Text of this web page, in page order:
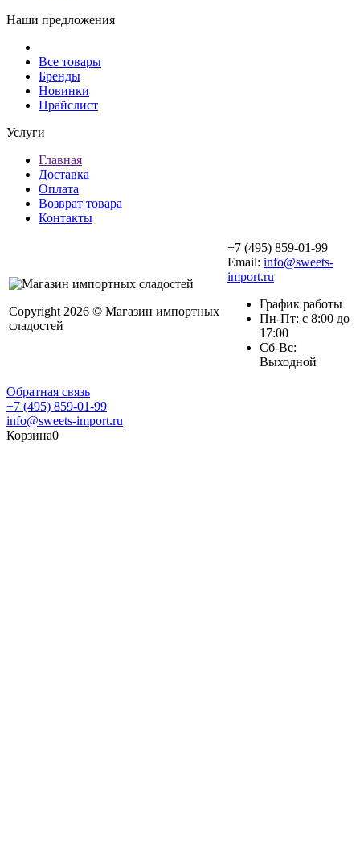
Наши предложения
Все товары
Бренды
Новинки
Прайслист
Услуги
Главная
Доставка
Оплата
Возврат товара
Контакты
Copyright 2026 © Магазин импортных
сладостей
+7 (495) 859-01-99
Email: info@sweets-
import.ru
График работы
Пн-Пт: с 8:00 до
17:00
Сб-Вс:
Выходной
Обратная связь
+7 (495) 859-01-99
info@sweets-import.ru
Корзина0